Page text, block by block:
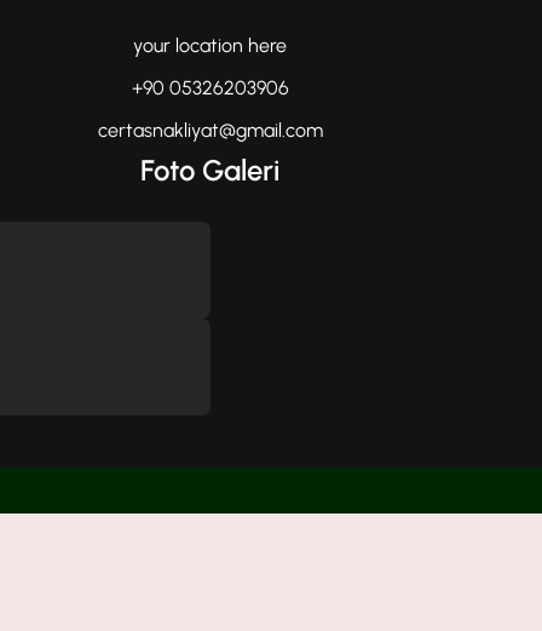
your location here
+90 05326203906
certasnakliyat@gmail.com
Foto Galeri